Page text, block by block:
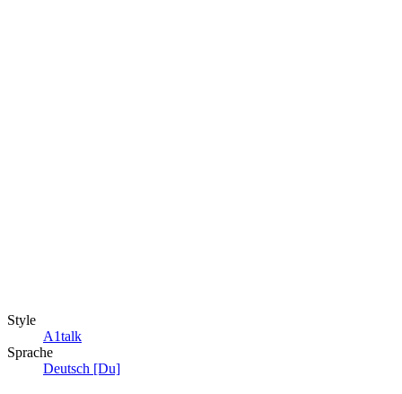
Style
A1talk
Sprache
Deutsch [Du]